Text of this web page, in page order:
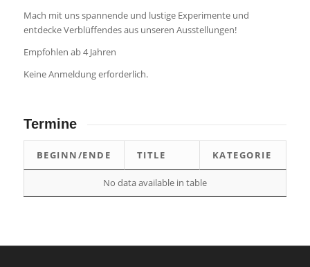
Mach mit uns spannende und lustige Experimente und
entdecke Verblüffendes aus unseren Ausstellungen!
Empfohlen ab 4 Jahren
Keine Anmeldung erforderlich.
Termine
BEGINN/ENDE TITLE KATEGORIE
No data available in table